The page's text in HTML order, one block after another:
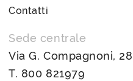
Contatti
Sede centrale
Via G. Compagnoni,
T. 800 821979